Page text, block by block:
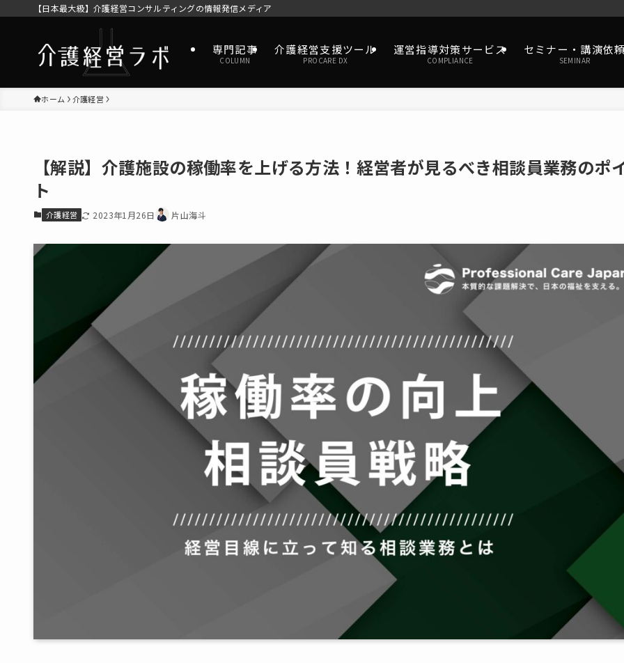
【日本最大級】介護経営コンサルティングの情報発信メディア
専門記事
COLUMN
介護経営支援ツール
PROCARE DX
運営指導対策サービス
COMPLIANCE
セミナー・講演依
SEMINAR
ホーム 介護経営
【解説】介護施設の稼働率を上げる方法！経営者が見るべき相談員業務のポ
ト
介護経営 2023年1月26日 片山海斗